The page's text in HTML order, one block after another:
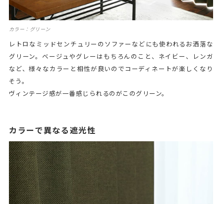
カラー：グリーン
レトロなミッドセンチュリーのソファーなどにも使われるお洒落な
グリーン。ベージュやグレーはもちろんのこと、ネイビー、レンガ
など、様々なカラーと相性が良いのでコーディネートが楽しくなり
そう。
ヴィンテージ感が一番感じられるのがこのグリーン。
カラーで異なる遮光性